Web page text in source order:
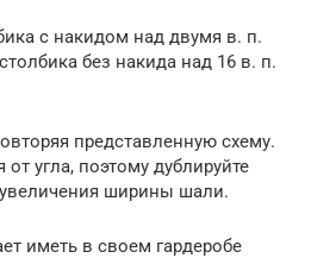
с накидом над двумя в. п.
без накида над 16 в. п.
представленную схему.
угла, поэтому дублируйте
ширины шали.
иметь в своем гардеробе